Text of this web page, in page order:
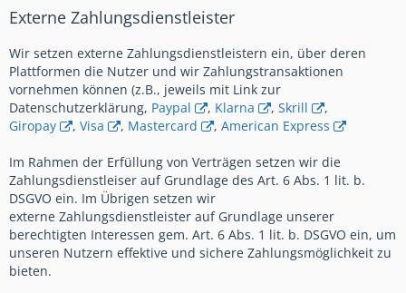
Externe Zahlungsdienstleister
Wir setzen externe Zahlungsdienstleistern ein, über deren
Plattformen die Nutzer und wir Zahlungstransaktionen
vornehmen können (z.B., jeweils mit Link zur
Datenschutzerklärung, Paypal , Klarna , Skrill
,
Giropay
, Visa , Mastercard , American Express
Im Rahmen der Erfüllung von Verträgen setzen wir die
Zahlungsdienstleiser auf Grundlage des Art. 6 Abs. 1 lit. b.
DSGVO ein. Im Übrigen setzen wir
externe Zahlungsdienstleister auf Grundlage unserer
berechtigten Interessen gem. Art. 6 Abs. 1 lit. b. DSGVO ein, um
unseren Nutzern effektive und sichere Zahlungsmöglichkeit zu
bieten.